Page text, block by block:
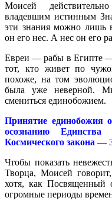
Моисей
владевшим истинным
эти знания можно лишь
он его нес. А нес он его
Евреи — рабы в Египте
тот, кто живет по
похоже, на том
была уже неверной.
смениться единобожием.
Принятие единобожия
осознанию
Космического закона —
Чтобы показать
Творца, Моисей
хотя, как
огромные периоды